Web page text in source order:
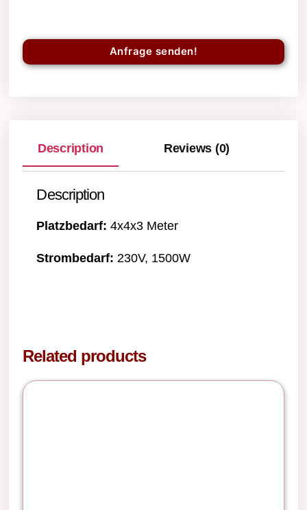
Anfrage senden!
Description Reviews (0)
Description
Platzbedarf:4x4x3 Meter
Strombedarf:230V, 1500W
Related products